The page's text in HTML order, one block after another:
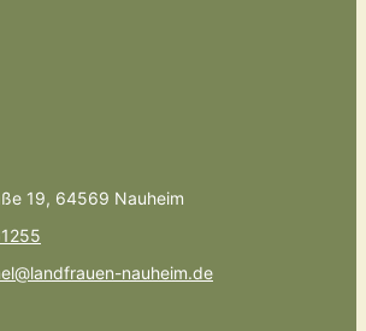
19, 64569 Nauheim
nauheim.de